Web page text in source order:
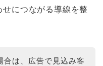
につながる導線を整
合は、広告で見込み客